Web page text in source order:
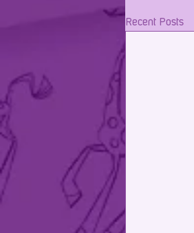
Recent Posts